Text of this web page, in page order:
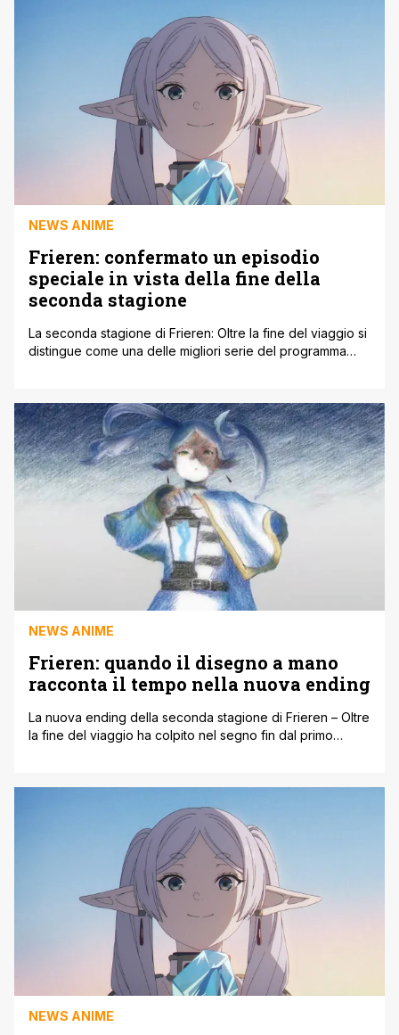
annunciato la cancellazione del manga Jojin Kamen,
NEWS ANIME
Frieren: confermato un episodio
speciale in vista della fine della
seconda stagione
La seconda stagione di Frieren: Oltre la fine del viaggio si
distingue come una delle migliori serie del programma
migliori archi narrativi del manga di sempre. Mentre il
viaggio di Frieren continua, l'anime è andato [']
NEWS ANIME
Frieren: quando il disegno a mano
racconta il tempo nella nuova ending
La nuova ending della seconda stagione di Frieren – Oltre
la fine del viaggio ha colpito nel segno fin dal primo
una scelta che oggi sembra quasi rivoluzionaria: è stata
realizzata interamente a mano, usando matite colorate e
NEWS ANIME